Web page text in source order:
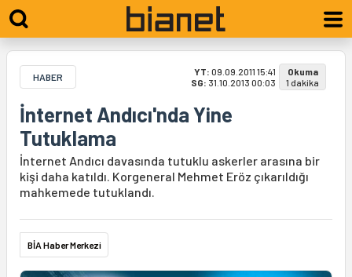
HABER YT: 09.09.2011 15:41
SG: 31.10.2013 00:03
Okuma
1 dakika
İnternet Andıcı'nda Yine
Tutuklama
İnternet Andıcı davasında tutuklu askerler arasına bir
kişi daha katıldı. Korgeneral Mehmet Eröz çıkarıldığı
mahkemede tutuklandı.
BİA Haber Merkezi